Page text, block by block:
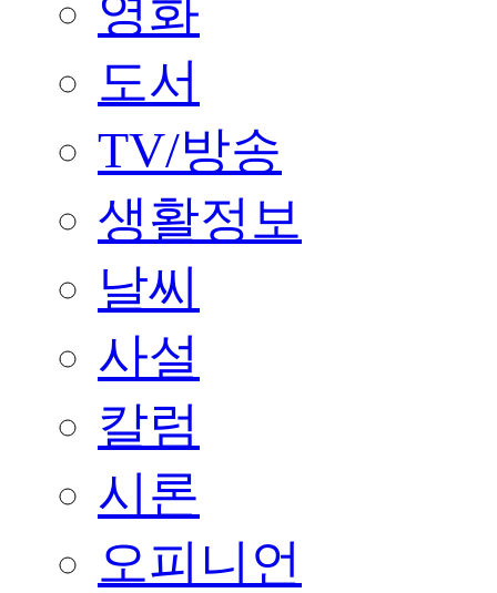
영화
도서
TV/방송
생활정보
날씨
사설
칼럼
시론
오피니언